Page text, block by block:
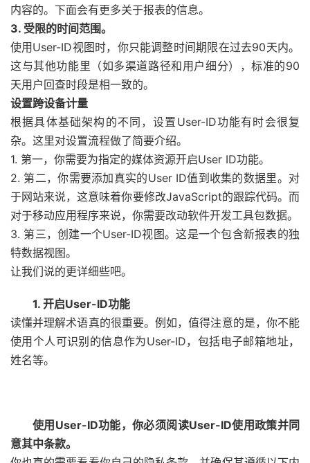
内容的。下面会有更多关于报表的信息。
3. 受限的时间范围。
使用User-ID视图时，你只能调整时间期限在过去90天内。
这与其他功能里（如多渠道路径和用户细分），标准的90
天用户回查时段是相一致的。
设置跨设备计量
根据具体基础架构的不同，设置User-ID功能有时会很复
杂。这里对设置流程做了简要介绍。
1. 第一，你需要为指定的媒体资源开启User ID功能。
2. 第二，你需要添加真实的User ID值到收集的数据里。对
于网站来说，这意味着你要修改JavaScript的跟踪代码。而
对于移动应用程序来说，你需要改动软件开发工具包数据。
3. 第三，创建一个User-ID视图。这是一个包含新报表的独
特数据视图。
让我们说的更详细些吧。
1. 开启User-ID功能
读懂并理解术语真的很重要。例如，值得注意的是，你不能
使用个人可识别的信息作为User-ID，包括电子邮箱地址，
姓名等。
使用User-ID功能，你必须阅读User-ID使用政策并同
意其中条款。